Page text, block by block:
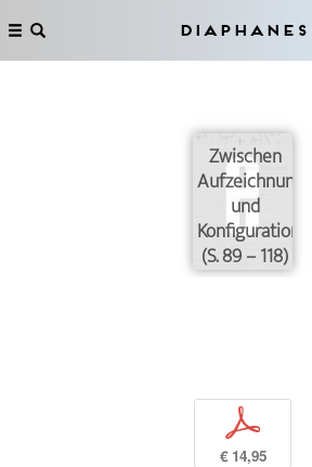
Diaphanes
Zwischen
Aufzeichnung
und
Konfiguration
(S. 89 – 118)
p
€ 14,95